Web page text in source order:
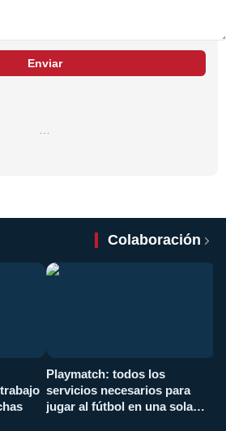
Enviar
…
Colaboración
Playmatch: todos los
servicios necesarios para
jugar al fútbol en una sola